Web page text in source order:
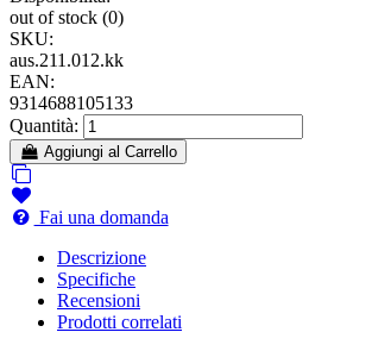
out of stock (0)
SKU:
aus.211.012.kk
EAN:
9314688105133
Quantità:
Aggiungi al Carrello
Fai una domanda
Descrizione
Specifiche
Recensioni
Prodotti correlati